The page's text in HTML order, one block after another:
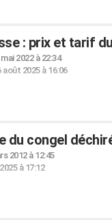
: prix et tarif
mai 2022 à 22:34
août 2025 à 16:06
du congel
2012 à 12:45
à 17:12